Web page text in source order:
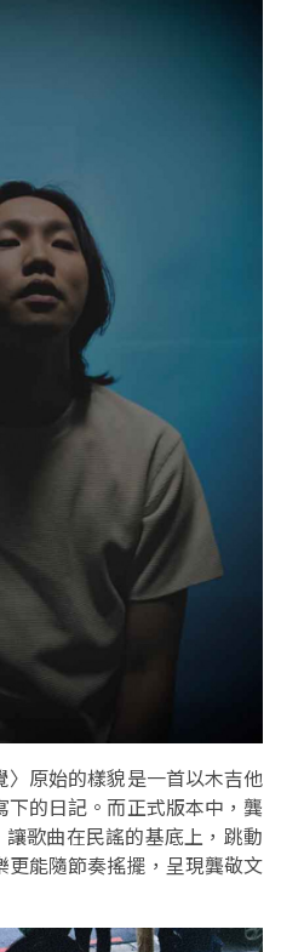
原始的樣貌是一首以木吉他
的日記。而正式版本中，龔
歌曲在民謠的基底上，跳動
能隨節奏搖擺，呈現龔敬文